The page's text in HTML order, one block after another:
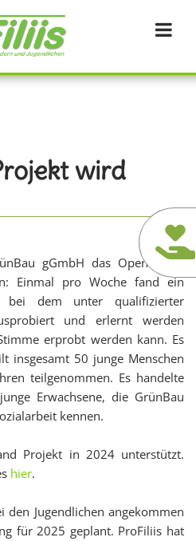
wird
gGmbH das Open Band
Einmal pro Woche fand ein
bei dem unter qualifizierter
und erlernt werden
erprobt werden kann. Es
insgesamt 50 junge Menschen
teilgenommen. Es handelte
Erwachsene, die GrünBau
kennen.
Projekt in 2024 unterstützt.
hier.
Jugendlichen angekommen
für 2025 geplant. ProFiliis hat